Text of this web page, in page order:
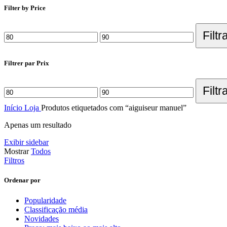
Filter by Price
Filtrer par Prix
Início Loja Produtos etiquetados com “aiguiseur manuel”
Apenas um resultado
Exibir sidebar
MostrarTodos
Filtros
Ordenar por
Popularidade
Classificação média
Novidades